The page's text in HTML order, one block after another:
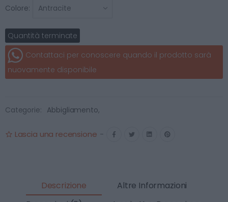
Colore:
Quantità terminate
Contattaci per conoscere quando il prodotto sarà
nuovamente disponibile
Categorie: Abbigliamento,
Lascia una recensione -
Descrizione
Altre Informazioni